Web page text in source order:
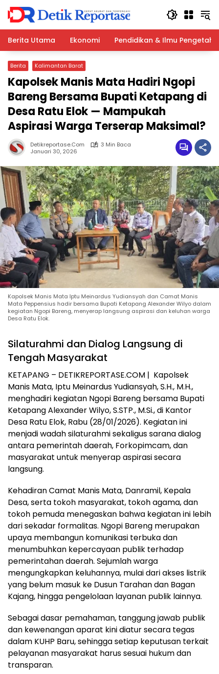
Langsung
konten
Berita Utama
Ekonomi Pendidikan & Ilmu
Berita Kalimantan Barat
Kapolsek Manis Mata Hadiri Ngopi
Bareng Bersama Bupati Ketapang di
Desa Ratu Elok — Mampukah
Aspirasi Warga Terserap Maksimal?
Detikreportase.com
3 Min Baca
Januari 30, 2026
Kapolsek Manis Mata Iptu Meinardus Yudiansyah dan Camat Manis
Mata Peppensius hadir bersama Bupati Ketapang Alexander Wilyo dalam
kegiatan Ngopi Bareng, menyerap langsung aspirasi dan keluhan warga
Desa Ratu Elok.
Silaturahmi dan Dialog Langsung di
Tengah Masyarakat
KETAPANG – DETIKREPORTASE.COM | Kapolsek
Manis Mata, Iptu Meinardus Yudiansyah, S.H., M.H.,
menghadiri kegiatan Ngopi Bareng bersama Bupati
Ketapang Alexander Wilyo, S.STP., M.Si., di Kantor
Desa Ratu Elok, Rabu (28/01/2026). Kegiatan ini
menjadi wadah silaturahmi sekaligus sarana dialog
antara pemerintah daerah, Forkopimcam, dan
masyarakat untuk menyerap aspirasi secara
langsung.
Kehadiran Camat Manis Mata, Danramil, Kepala
Desa, serta tokoh masyarakat, tokoh agama, dan
tokoh pemuda menegaskan bahwa kegiatan ini lebih
dari sekadar formalitas. Ngopi Bareng merupakan
upaya membangun komunikasi terbuka dan
menumbuhkan kepercayaan publik terhadap
pemerintahan daerah. Sejumlah warga
mengungkapkan keluhannya, mulai dari akses listrik
yang belum masuk ke Dusun Tarahan dan Bagan
Kajang, hingga pengelolaan layanan publik lainnya.
Sebagai dasar pemahaman, tanggung jawab publik
dan kewenangan aparat kini diatur secara tegas
dalam KUHP Baru, sehingga setiap keputusan terkait
pelayanan masyarakat harus sesuai hukum dan
transparan.